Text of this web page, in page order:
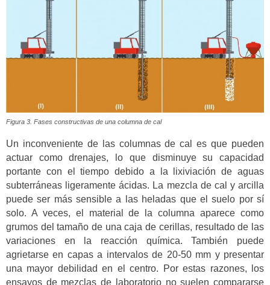
Figura 3. Fases constructivas de una columna de cal
Un inconveniente de las columnas de cal es que pueden
actuar como drenajes, lo que disminuye su capacidad
portante con el tiempo debido a la lixiviación de aguas
subterráneas ligeramente ácidas. La mezcla de cal y arcilla
puede ser más sensible a las heladas que el suelo por sí
solo. A veces, el material de la columna aparece como
grumos del tamaño de una caja de cerillas, resultado de las
variaciones en la reacción química. También puede
agrietarse en capas a intervalos de 20-50 mm y presentar
una mayor debilidad en el centro. Por estas razones, los
ensayos de mezclas de laboratorio no suelen compararse